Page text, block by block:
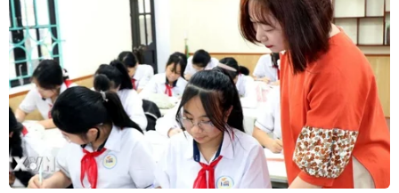
Sân bay Nội Bài cho xe biển vàng đón
trả, khách trước sảnh tại Nhà ga T1
05/08/2026 04:01
Lâm Đồng: Bám sát tiến độ để sân